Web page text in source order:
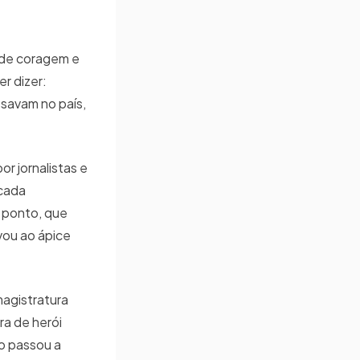
coragem e
dizer:
no país,
jornalistas e
ponto, que
ao ápice
de herói
passou a